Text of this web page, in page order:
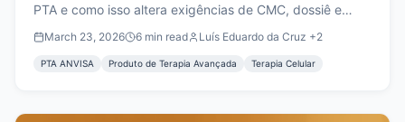
PTA e como isso altera exigências de CMC, dossiê e
March 23, 2026 6 min read Luís Eduardo da Cruz +2
PTA ANVISA Produto de Terapia Avançada Terapia Celular